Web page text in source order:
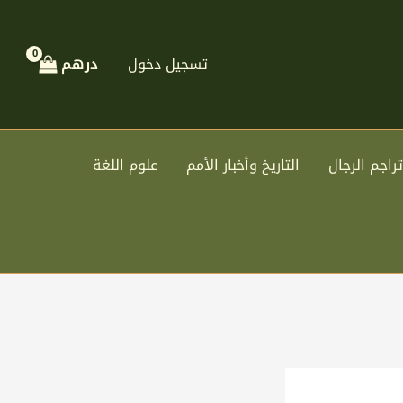
تسجيل دخول درهم
تراجم الرجال التاريخ وأخبار الأمم علوم اللغة